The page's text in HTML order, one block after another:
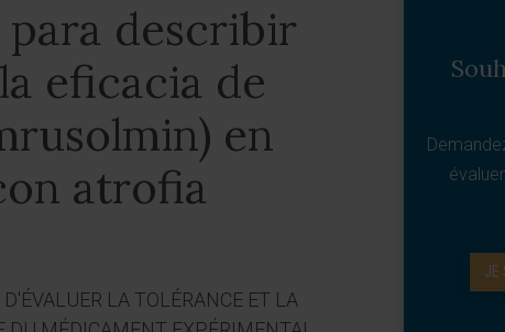
describir
eficacia de
en
atrofia
LA TOLÉRANCE ET LA
JE